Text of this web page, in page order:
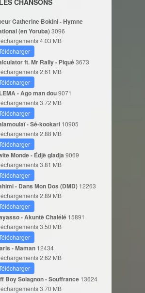
Catherine Bokini - Hymne
(en Yoruba)3096
4.03 MB
ft. Mr Rally - Piqué3673
2.61 MB
- Ago man dou9071
3.72 MB
- Sé-kookari 10905
2.88 MB
Monde - Édjè gladja 9069
3.81 MB
- Dans Mon Dos (DMD) 12263
2.89 MB
- Akuntè Chalélé 15891
3.50 MB
- Maman 12434
2.62 MB
Boy Solagnon - Souffrance 13624
3.70 MB